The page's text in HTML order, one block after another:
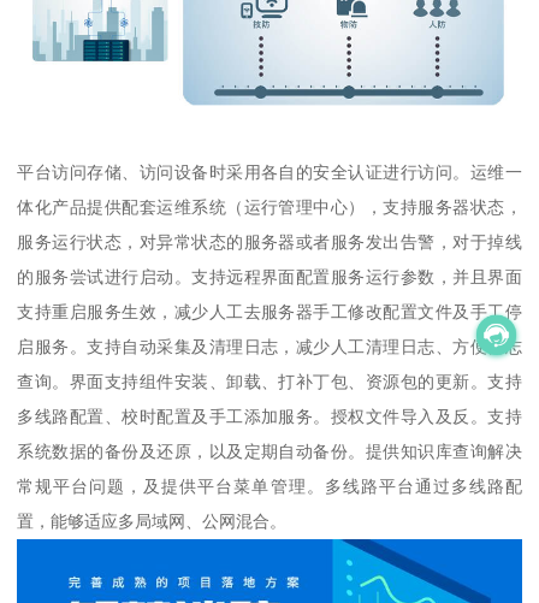
平台访问存储、访问设备时采用各自的安全认证进行访问。运维一
体化产品提供配套运维系统（运行管理中心），支持服务器状态，
服务运行状态，对异常状态的服务器或者服务发出告警，对于掉线
的服务尝试进行启动。支持远程界面配置服务运行参数，并且界面
支持重启服务生效，减少人工去服务器手工修改配置文件及手工停
启服务。支持自动采集及清理日志，减少人工清理日志、方便日志
查询。界面支持组件安装、卸载、打补丁包、资源包的更新。支持
多线路配置、校时配置及手工添加服务。授权文件导入及反。支持
系统数据的备份及还原，以及定期自动备份。提供知识库查询解决
常规平台问题，及提供平台菜单管理。多线路平台通过多线路配
置，能够适应多局域网、公网混合。